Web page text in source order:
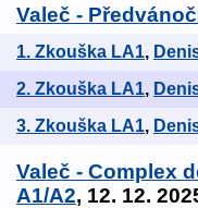
Valeč -
1. Zkouška LA1,
2. Zkouška LA1,
3. Zkouška LA1,
Valeč - Complex
A1/A2, 12. 12.